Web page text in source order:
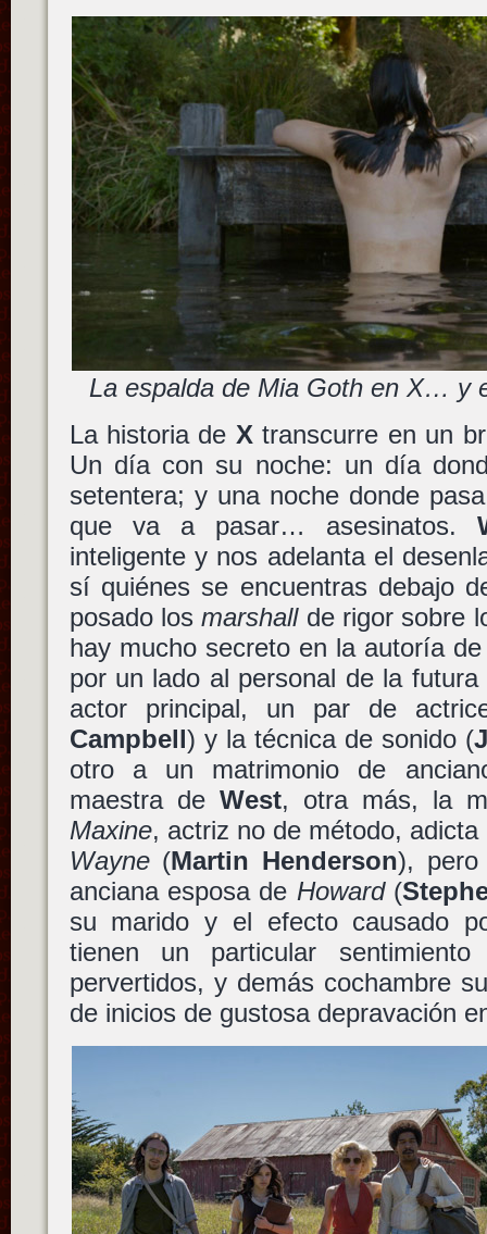
La espalda de Mia Goth en X… y
La historia de X transcurre en un
Un día con su noche: un día
setentera; y una noche donde
que va a pasar… asesinatos.
inteligente y nos adelanta el
sí quiénes se encuentras debajo
posado losmarshallde rigor sobre
hay mucho secreto en la autoría
por un lado al personal de la
actor principal, un par de
Campbell) y la técnica de sonido (
otro a un matrimonio de
maestra de West, otra más, la
Maxine, actriz no de método,
Wayne(Martin Henderson),
anciana esposa de Howard(
su marido y el efecto causado
tienen un particular
pervertidos, y demás cochambre
de inicios de gustosa depravación